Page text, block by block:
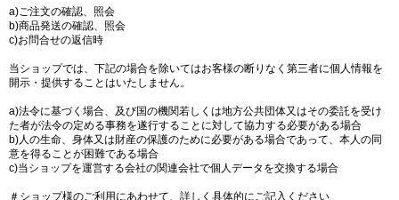
a)ご注文の確認、照会
b)商品発送の確認、照会
c)お問合せの返信時
当ショップでは、下記の場合を除いてはお客様の断りなく第三者に個人情報を
開示・提供することはいたしません。
a)法令に基づく場合、及び国の機関若しくは地方公共団体又はその委託を受け
た者が法令の定める事務を遂行することに対して協力する必要がある場合
b)人の生命、身体又は財産の保護のために必要がある場合であって、本人の同
意を得ることが困難である場合
c)当ショップを運営する会社の関連会社で個人データを交換する場合
＃ショップ様のご利用にあわせて、詳しく具体的にご記入ください